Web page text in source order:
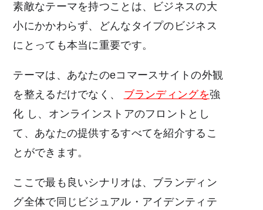
素敵なテーマを持つことは、ビジネスの大
小にかかわらず、どんなタイプのビジネス
にとっても本当に重要です。
テーマは、あなたのeコマースサイトの外観
を整えるだけでなく、 ブランディングを強
化 し、オンラインストアのフロントとし
て、あなたの提供するすべてを紹介するこ
とができます。
ここで最も良いシナリオは、ブランディン
グ全体で同じビジュアル・アイデンティテ